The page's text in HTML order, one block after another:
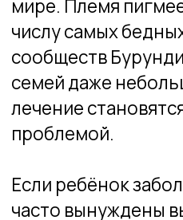
Если ребёнок заболевает,
часто вынуждены
обращением к врачу и
жизненно важными
результате многие дети
медицинской помощи до
состояние не становится